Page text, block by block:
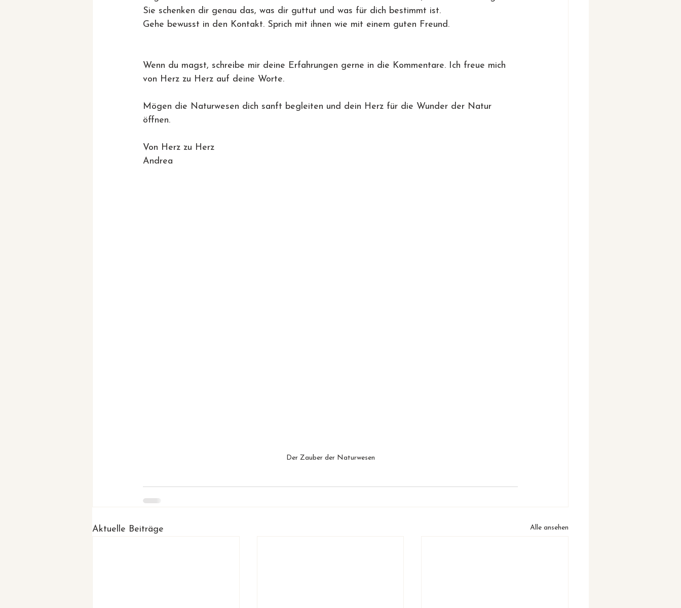
Sie schenken dir genau das, was dir guttut und was für dich bestimmt ist.
Gehe bewusst in den Kontakt. Sprich mit ihnen wie mit einem guten Freund.
Wenn du magst, schreibe mir deine Erfahrungen gerne in die Kommentare. Ich freue mich
von Herz zu Herz auf deine Worte.
Mögen die Naturwesen dich sanft begleiten und dein Herz für die Wunder der Natur
öffnen.
Von Herz zu Herz
Andrea
Der Zauber der Naturwesen
Aktuelle Beiträge Alle ansehen